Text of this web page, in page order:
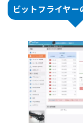
ビットフライヤ